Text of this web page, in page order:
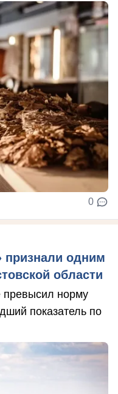
0
признали одним
области
норму
показатель по